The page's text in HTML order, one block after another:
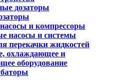
дозаторы
и компрессоры
насосы и системы
перекачки жидкостей
охлаждающее и
оборудование